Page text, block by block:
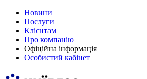
Новини
Послуги
Клієнтам
Про компанію
Офіційна інформація
Особистий кабінет